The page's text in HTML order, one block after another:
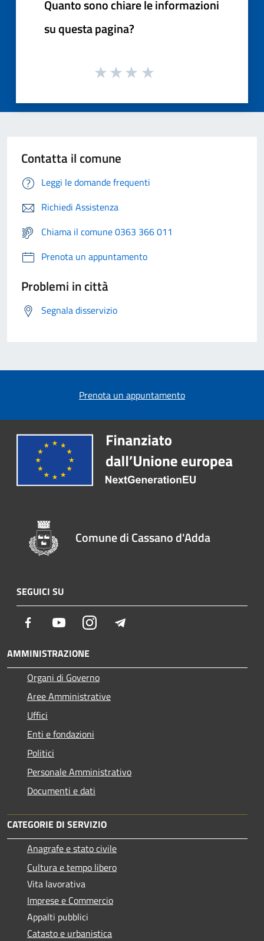
Quanto sono chiare le informazioni
su questa pagina?
Contatta il comune
Leggi le domande frequenti
Richiedi Assistenza
Chiama il comune 0363 366 011
Prenota un appuntamento
Problemi in città
Segnala disservizio
Prenota un appuntamento
Comune di Cassano d'Adda
SEGUICI SU
Facebook YoutubeInstagram
AMMINISTRAZIONE
Organi di Governo
Aree Amministrative
Uffici
Enti e fondazioni
Politici
Personale Amministrativo
Documenti e dati
CATEGORIE DI SERVIZIO
Anagrafe e stato civile
Cultura e tempo libero
Vita lavorativa
Imprese e Commercio
Appalti pubblici
Catasto e urbanistica